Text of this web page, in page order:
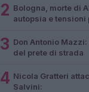
2 Bologna, morte di
autopsia e tensioni
3 Don Antonio
del prete di strada
4 Nicola Gratteri
Salvini: